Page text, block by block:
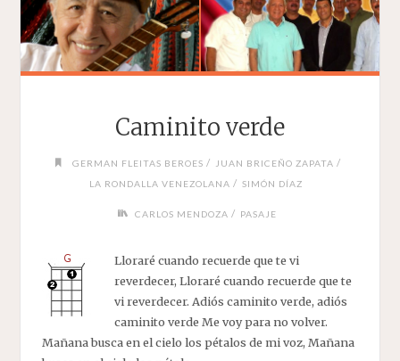
Caminito verde
GERMAN FLEITAS BEROES / JUAN BRICEÑO ZAPATA /
LA RONDALLA VENEZOLANA / SIMÓN DÍAZ
CARLOS MENDOZA / PASAJE
Lloraré cuando recuerde que te vi
reverdecer, Lloraré cuando recuerde que te
vi reverdecer. Adiós caminito verde, adiós
caminito verde Me voy para no volver.
Mañana busca en el cielo los pétalos de mi voz, Mañana